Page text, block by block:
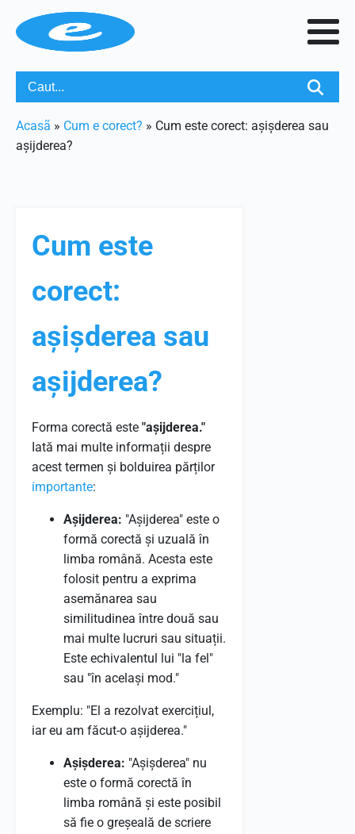
Acasã » Cum e corect? » Cum este corect: așișderea sau
așijderea?
Cum este
corect:
așișderea sau
așijderea?
Forma corectă este "așijderea."
Iată mai multe informații despre
acest termen și bolduirea părților
importante:
Așijderea: "Așijderea" este o
formă corectă și uzuală în
limba română. Acesta este
folosit pentru a exprima
asemănarea sau
similitudinea între două sau
mai multe lucruri sau situații.
Este echivalentul lui "la fel"
sau "în același mod."
Exemplu: "El a rezolvat exercițiul,
iar eu am făcut-o așijderea."
Așișderea: "Așișderea" nu
este o formă corectă în
limba română și este posibil
să fie o greșeală de scriere